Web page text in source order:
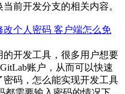
大优势：
码扫描工具，开发者无需
完成代码管理、协作开发
前开发分支的相关内容。
个人密码 客户端怎么免
开发工具，很多用户想要
账户，从而可以快速
码，怎么能实现开发工具